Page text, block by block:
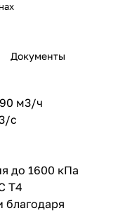
Документы
м3/ч
с
до 1600 кПа
T4
благодаря